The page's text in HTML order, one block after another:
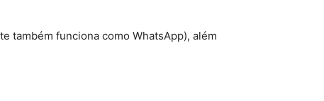
também funciona como WhatsApp), além